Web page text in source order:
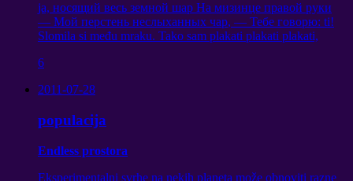
ja, носящий весь земной шар На мизинце правой руки
— Мой перстень неслыханных чар, — Тебе говорю: ti!
Slomila si među mraku. Tako sam plakati plakati plakati,
6
2011-07-28
populacija
Endless prostora
Eksperimentalni svrhe na nekih planeta može obnoviti razne